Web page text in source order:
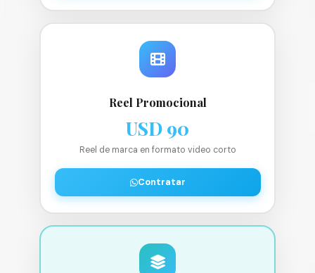
Reel Promocional
USD 90
Reel de marca en formato video corto
Contratar